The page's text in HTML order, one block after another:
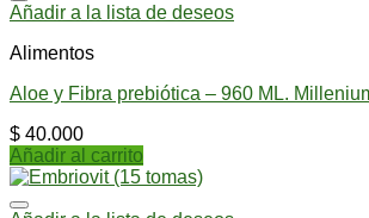
Añadir a la lista de deseos
Alimentos
Aloe y Fibra prebiótica – 960 ML.
$ 40.000
Añadir al carrito